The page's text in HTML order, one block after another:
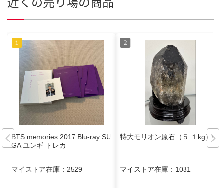
BTS memories 2017 Blu-ray SU
GA ユンギ トレカ
マイストア在庫： 2529
特大モリオン原石（５.１kg）②
マイストア在庫： 1031